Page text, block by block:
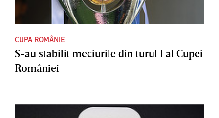
CUPA ROMÂNIEI
S-au stabilit meciurile din turul I al Cupei
României